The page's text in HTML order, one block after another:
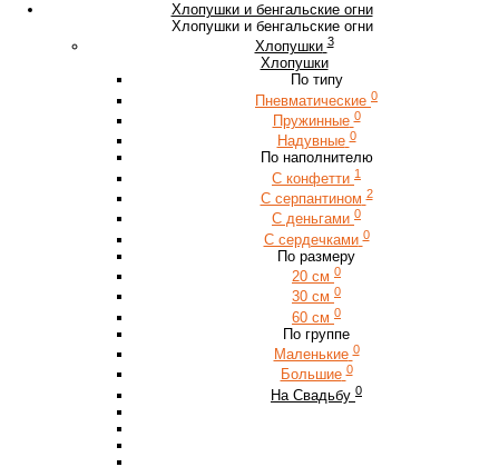
Хлопушки и бенгальские огни
Хлопушки и бенгальские огни
Хлопушки 3
Хлопушки
По типу
Пневматические 0
Пружинные 0
Надувные 0
По наполнителю
С конфетти 1
С серпантином 2
С деньгами 0
С сердечками 0
По размеру
20 см 0
30 см 0
60 см 0
По группе
Маленькие 0
Большие 0
На Свадьбу 0